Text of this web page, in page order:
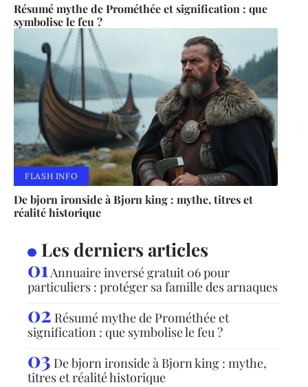
Résumé mythe de Prométhée et signification : que
symbolise le feu ?
FLASH INFO
De bjorn ironside à Bjorn king : mythe, titres et
réalité historique
Les derniers articles
Annuaire inversé gratuit 06 pour
particuliers : protéger sa famille des arnaques
Résumé mythe de Prométhée et
signification : que symbolise le feu ?
De bjorn ironside à Bjorn king : mythe,
titres et réalité historique